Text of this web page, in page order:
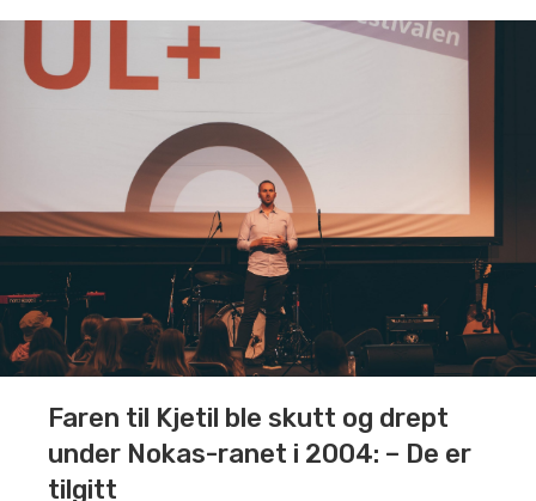
Faren til Kjetil ble skutt og drept
under Nokas-ranet i 2004: – De er
tilgitt